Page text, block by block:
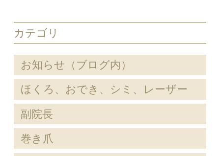
カテゴリ
お知らせ（ブログ内）
ほくろ、おでき、シミ、レーザー
副院長
巻き爪